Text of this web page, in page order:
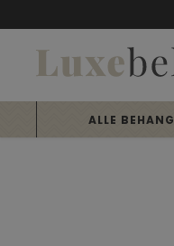
ALLE BEHANG